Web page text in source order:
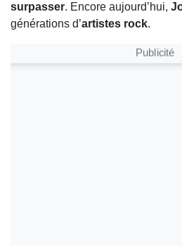
surpasser. Encore aujourd’hui,
générations d’artistes rock.
Publicité